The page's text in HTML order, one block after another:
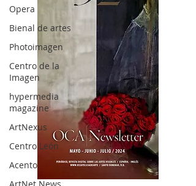
Opera
Bienal de artes
Photoimagen
Centro de la
Imagen
hypermedia
magazine
ArtNexus
Centro León
Acento